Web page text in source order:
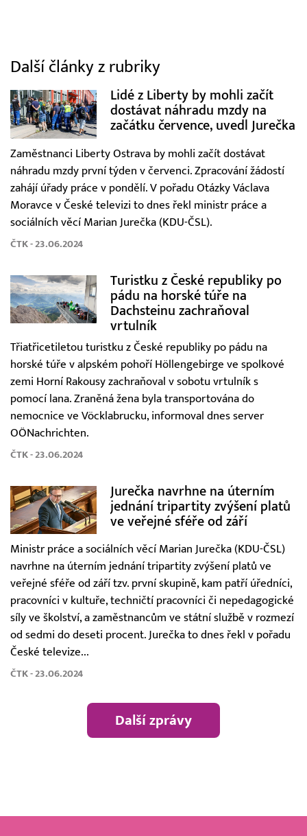
Další články z rubriky
Lidé z Liberty by mohli začít
dostávat náhradu mzdy na
začátku července, uvedl Jurečka
Zaměstnanci Liberty Ostrava by mohli začít dostávat
náhradu mzdy první týden v červenci. Zpracování žádostí
zahájí úřady práce v pondělí. V pořadu Otázky Václava
Moravce v České televizi to dnes řekl ministr práce a
sociálních věcí Marian Jurečka (KDU-ČSL).
ČTK - 23.06.2024
Turistku z České republiky po
pádu na horské túře na
Dachsteinu zachraňoval
vrtulník
Třiatřicetiletou turistku z České republiky po pádu na
horské túře v alpském pohoří Höllengebirge ve spolkové
zemi Horní Rakousy zachraňoval v sobotu vrtulník s
pomocí lana. Zraněná žena byla transportována do
nemocnice ve Vöcklabrucku, informoval dnes server
OÖNachrichten.
ČTK - 23.06.2024
Jurečka navrhne na úterním
jednání tripartity zvýšení platů
ve veřejné sféře od září
Ministr práce a sociálních věcí Marian Jurečka (KDU-ČSL)
navrhne na úterním jednání tripartity zvýšení platů ve
veřejné sféře od září tzv. první skupině, kam patří úředníci,
pracovníci v kultuře, techničtí pracovníci či nepedagogické
síly ve školství, a zaměstnancům ve státní službě v rozmezí
od sedmi do deseti procent. Jurečka to dnes řekl v pořadu
České televize...
ČTK - 23.06.2024
Další zprávy